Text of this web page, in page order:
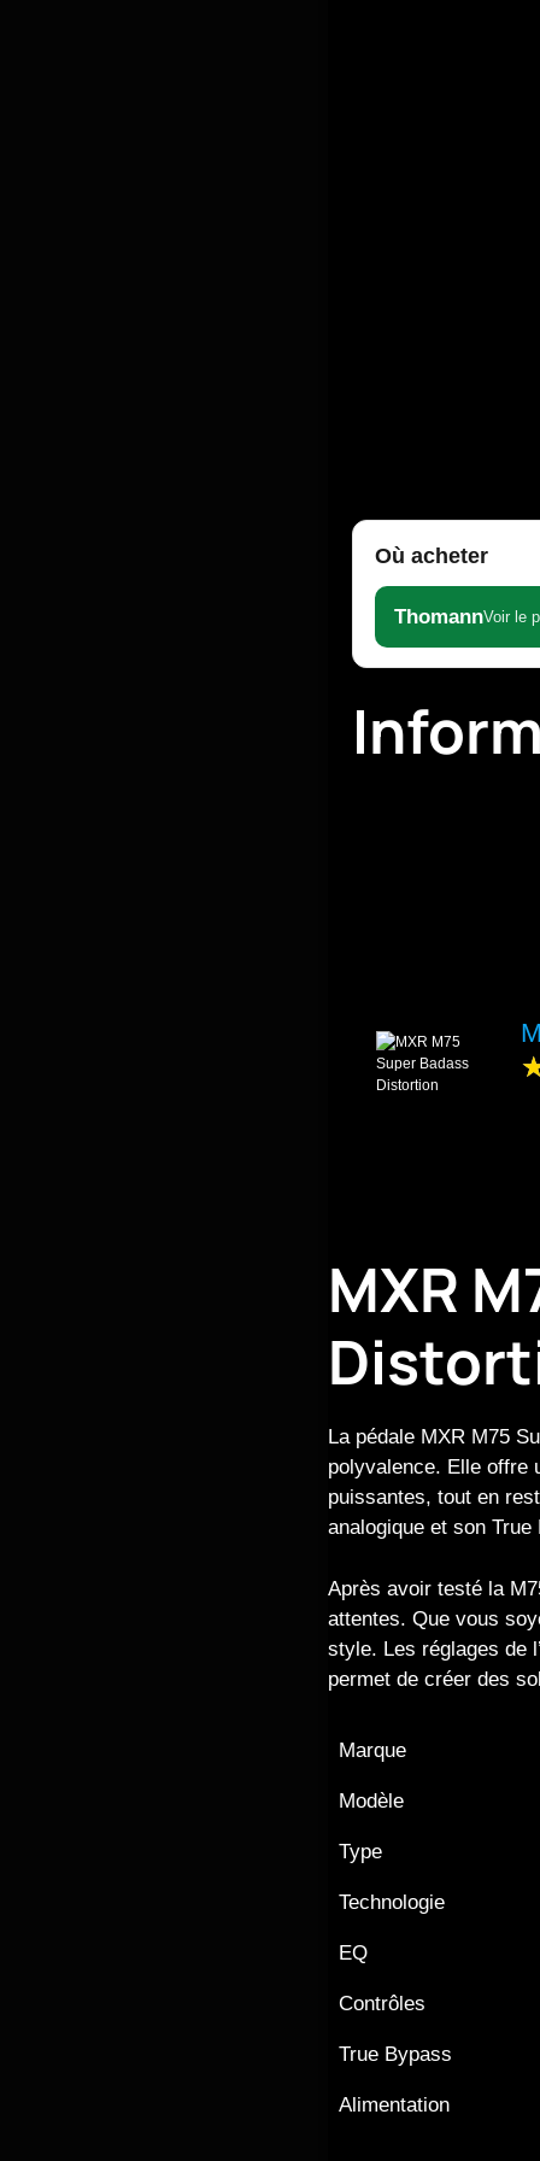
Où acheter
ThomannVoir le
MXR
La pédale MXR M75
polyvalence. Elle offre
puissantes, tout en
analogique et son
Après avoir testé la
attentes. Que vous
style. Les réglages de
permet de créer des
Marque
Modèle
Type
Technologie
EQ
Contrôles
True Bypass
Alimentation